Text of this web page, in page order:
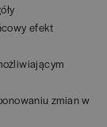
efekt
zmian w